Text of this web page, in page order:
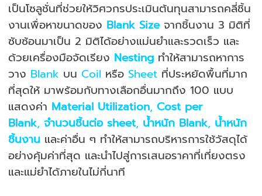
เป็นโซลูชั่นที่ช่วยให้วิศวกรประเมินต้นทุนสามารถคลี่ชิ้น
งานเพื่อหาขนาดของ Blank Sizeจากชิ้นงาน 3 มิติที่
ซับซ้อนมาเป็น 2 มิติได้อย่างแม่นยำและรวดเร็ว และ
ด้วยเครื่องมือจัดเรียง Nesting ทำให้สามารถหาการ
วาง Blank บนCoil หรือSheet ที่ประหยัดพื้นที่มาก
ที่สุดให้ มาพร้อมกับทางเลือกอื่นมากถึง 100 แบบ
แสดงค่า Material Utilization,Cost per
Blank,จำนวนชิ้นต่อ sheet, น้ำหนัก Blank, น้ำหนัก
ชิ้นงาน และค่าอื่น ๆ ทำให้สามารถบริหารการใช้วัสดุได้
อย่างคุ้มค่าที่สุด และนำไปสู่การเสนอราคาที่เที่ยงตรง
และแม่ยำได้ภายในไม่กี่นาที